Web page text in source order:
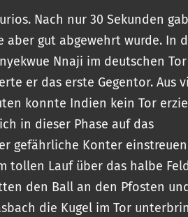
Nach nur 30 Sekunden
aber gut abgewehrt wurde. In
Nnaji im deutschen
er das erste Gegentor. Aus
konnte Indien kein Tor
in dieser Phase auf das
gefährliche Konter
tollen Lauf über das halbe
den Ball an den Pfosten
die Kugel im Tor